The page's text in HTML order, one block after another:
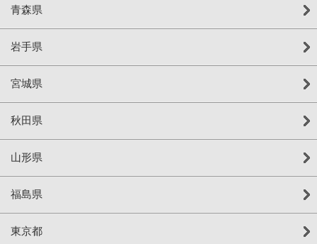
青森県
岩手県
宮城県
秋田県
山形県
福島県
東京都